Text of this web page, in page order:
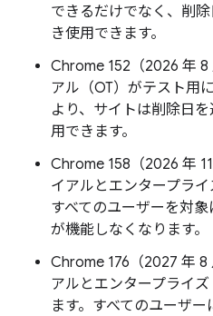
できるだけでなく、削
き使用できます。
Chrome 152（2026 年 8
アル（OT）がテスト用
より、サイトは削除日
用できます。
Chrome 158（2026 年
イアルとエンタープラ
すべてのユーザーを対
が機能しなくなります。
Chrome 176（2027 年 8
アルとエンタープライ
ます。すべてのユーザ